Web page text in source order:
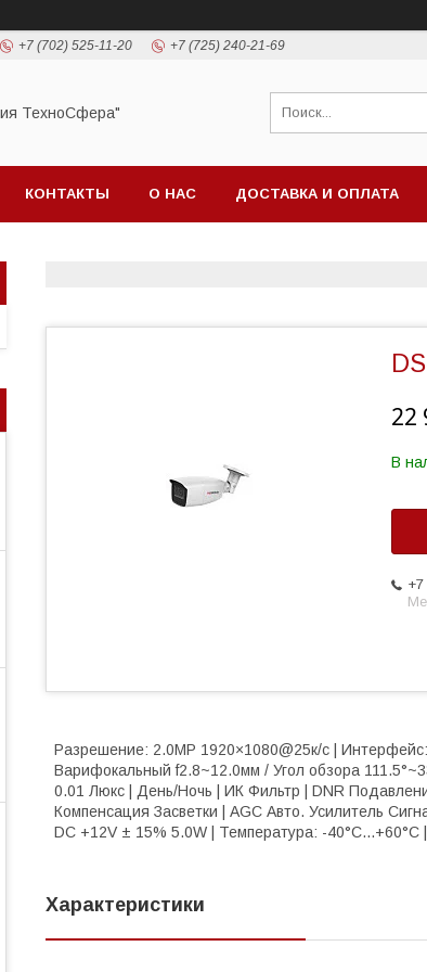
+7 (702) 525-11-20 +7 (725) 240-21-69
ТехноСфера"
КОНТАКТЫ О НАС ДОСТАВКА И ОПЛАТА
22
В
+7
Разрешение: 2.0MP 1920×1080@25к/с |
Варифокальный f2.8~12.0мм / Угол обзора
0.01 Люкс | День/Ночь | ИК Фильтр | DNR
Компенсация Засветки | AGC Авто. Усилитель
DC +12V ± 15% 5.0W | Температура: -
Характеристики